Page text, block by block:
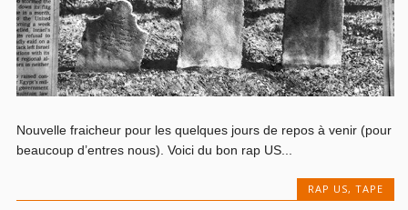
Nouvelle fraicheur pour les quelques jours de repos à venir (pour
beaucoup d’entres nous). Voici du bon rap US...
RAP US, TAPE